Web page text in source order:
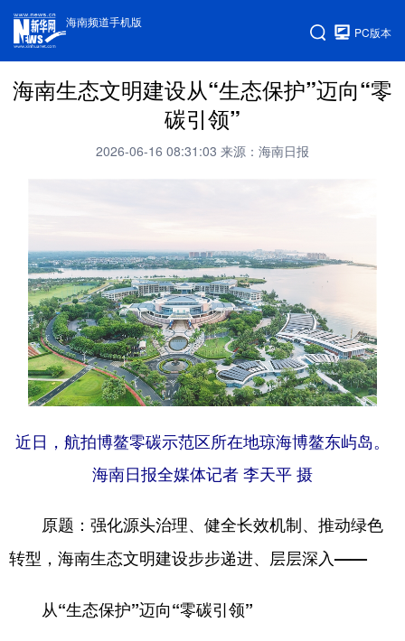
海南频道手机版
PC版本
海南生态文明建设从“生态保护”迈向“零
碳引领”
2026-06-16 08:31:03 来源：海南日报
近日，航拍博鳌零碳示范区所在地琼海博鳌东屿岛。
海南日报全媒体记者 李天平 摄
原题：强化源头治理、健全长效机制、推动绿色
转型，海南生态文明建设步步递进、层层深入——
从“生态保护”迈向“零碳引领”